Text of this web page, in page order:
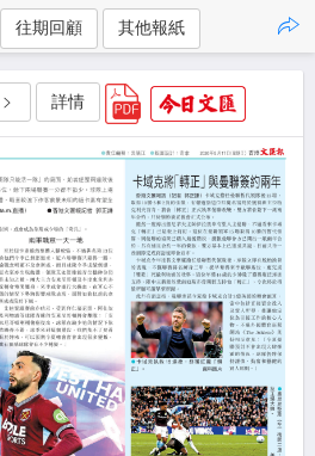
往期回顧 其他報紙
詳情